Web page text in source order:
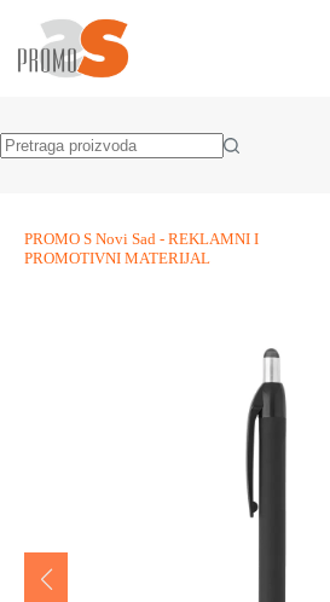
content
PROMO S Novi Sad - REKLAMNI I
PROMOTIVNI MATERIJAL